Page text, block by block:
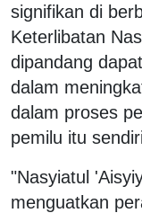
signifikan di
Keterlibatan
dipandang
dalam
dalam proses
pemilu itu
"Nasyiatul
menguatkan